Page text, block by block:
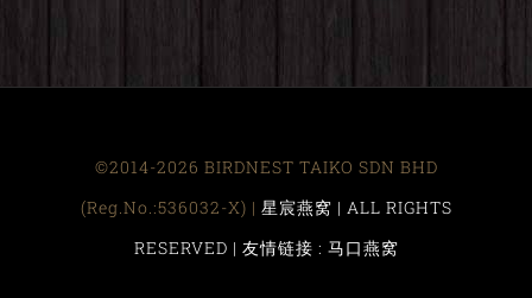
©2014-2026 BIRDNEST TAIKO SDN BHD
(Reg.No.:536032-X) | 星宸燕窝 | ALL RIGHTS
RESERVED | 友情链接 : 马口燕窝